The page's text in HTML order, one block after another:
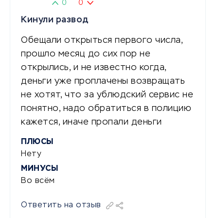
0 0
Кинули развод
Обещали открыться первого числа,
прошло месяц до сих пор не
открылись, и не известно когда,
деньги уже проплачены возвращать
не хотят, что за ублюдский сервис не
понятно, надо обратиться в полицию
кажется, иначе пропали деньги
ПЛЮСЫ
Нету
МИНУСЫ
Во всём
Ответить на отзыв